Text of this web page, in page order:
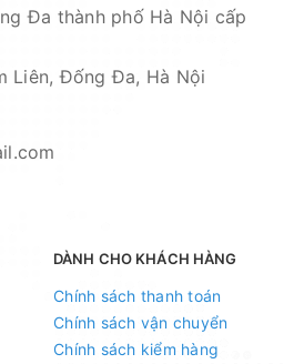
Đa thành phố Hà Nội cấp
Liên, Đống Đa, Hà Nội
DÀNH CHO KHÁCH HÀNG
Chính sách thanh toán
Chính sách vận chuyển
Chính sách kiểm hàng